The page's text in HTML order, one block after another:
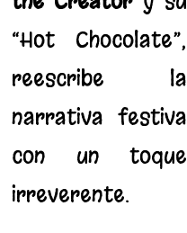
“Hot Chocolate”,
reescribe la
narrativa festiva
con un toque
irreverente.